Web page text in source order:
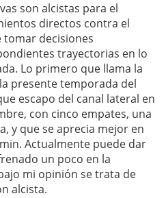
son alcistas para el
directos contra el
tomar decisiones
trayectorias en lo
Lo primero que llama la
presente temporada del
escapo del canal lateral en
con cinco empates, una
y que se aprecia mejor en
Actualmente puede dar
un poco en la
mi opinión se trata de
alcista.